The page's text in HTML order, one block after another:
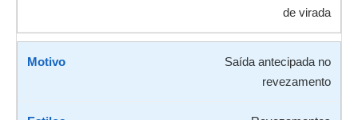
de virada
Saída antecipada no
revezamento